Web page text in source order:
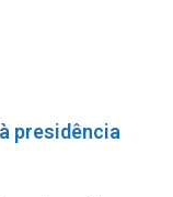
presidência